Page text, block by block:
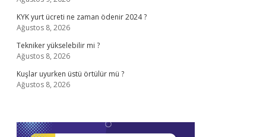
KYK yurt ücreti ne zaman ödenir 2024 ?
Ağustos 8, 2026
Tekniker yükselebilir mi ?
Ağustos 8, 2026
Kuşlar uyurken üstü örtülür mü ?
Ağustos 8, 2026